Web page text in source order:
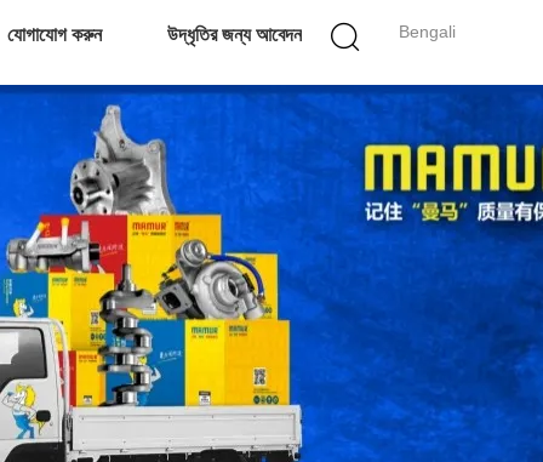
Bengali
যোগাযোগ করুন উদ্ধৃতির জন্য আবেদন